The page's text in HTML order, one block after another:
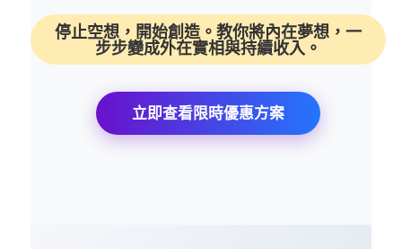
停止空想，開始創造。教你將內在夢想，一
步步變成外在實相與持續收入。
立即查看限時優惠方案